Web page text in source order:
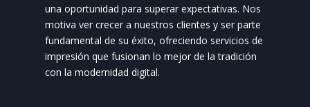
una oportunidad para superar expectativas. Nos
motiva ver crecer a nuestros clientes y ser parte
fundamental de su éxito, ofreciendo servicios de
impresión que fusionan lo mejor de la tradición
con la modernidad digital.